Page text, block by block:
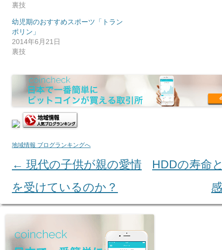
裏技
幼児期のおすすめスポーツ「トラン
ポリン」
2014年6月21日
裏技
地域情報 ブログランキングへ
Post navigation
← 現代の子供が親の愛情
を受けているのか？
HDDの寿命